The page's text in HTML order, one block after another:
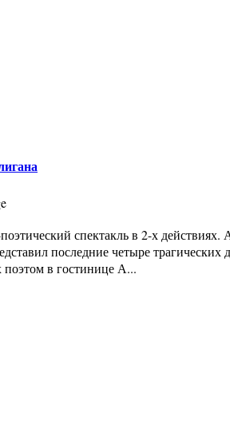
спектакль в 2-х действиях.
последние четыре трагических
в гостинице А...